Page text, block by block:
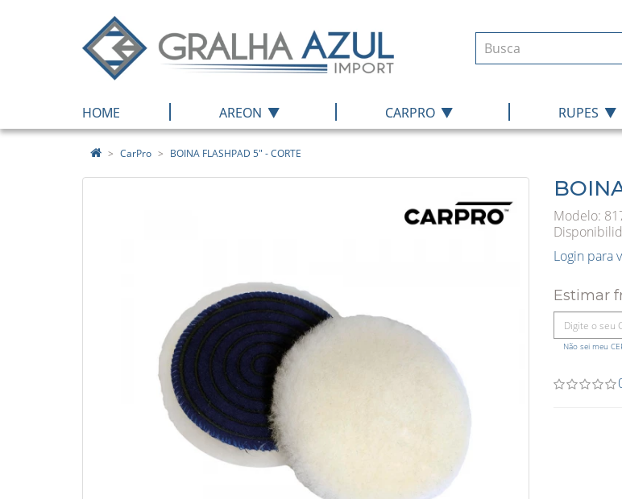
HOME | AREON | CARPRO | RUPES
CarPro BOINA FLASHPAD 5" - CORTE
Modelo:
Login para
Estimar
Não sei meu